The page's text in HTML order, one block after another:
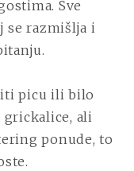
Sve
se razmišlja i
picu ili bilo
grickalice, ali
ponude, to